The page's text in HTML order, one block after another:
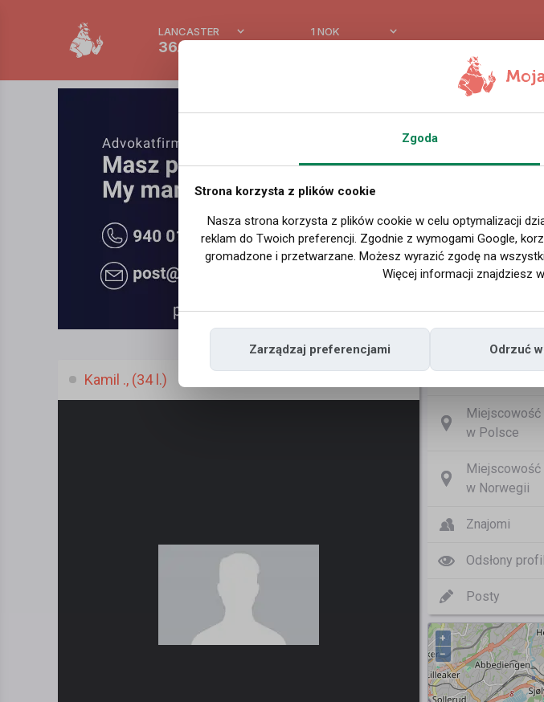
LANCASTER
36.6 °C
1 NOK
Kamil ., (34 l.)
Miejscowość
w Polsce
Miejscowość
w Norwegii
Znajomi
Odsłony
Posty
+
−
Zgoda
Strona korzysta z plików cookie
Nasza strona korzysta z plików cookie w celu optymalizacji
reklam do Twoich preferencji. Zgodnie z wymogami Google,
gromadzone i przetwarzane. Możesz wyrazić zgodę na
Więcej informacji znajdziesz
Zarządzaj preferencjami Odrzuć